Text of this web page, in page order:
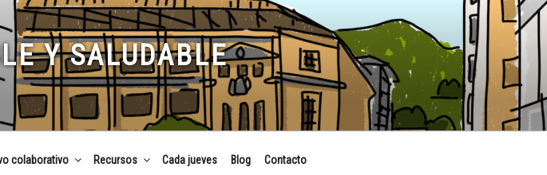
Y SALUDABLE
colaborativo Recursos Cada jueves Blog Contacto